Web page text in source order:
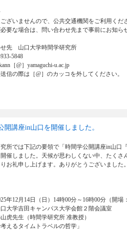
ざいませんので、公共交通機関をご利用く
要な場合は、問い合わせ先まで事前にお知ら
せ先 山口大学時間学研究所
5848
［@］yamaguchi-u.ac.jp
信の際は［@］のカッコを外してください。
開講座in山口を開催しました。
所では下記の要領で「時間学公開講座in山口
催しました。天候が思わしくない中、たくさ
お礼申し上げます。ありがとうございました。
年12月14日（日）14時00分～16時00分（開場
大学吉田キャンパス大学会館２階会議室
虎先生（時間学研究所 准教授）
考えるタイムトラベルの哲学」